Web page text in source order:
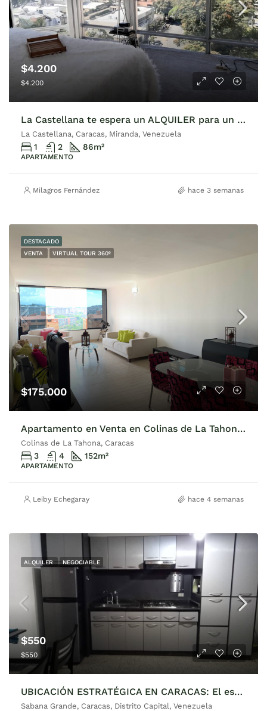
$4.200
$4.200
La Castellana te espera un ALQUILER para un Ejecutivo
La Castellana, Caracas, Miranda, Venezuela
1 2 86m²
APARTAMENTO
Milagros Fernández hace 3 semanas
DESTACADO
VENTA
VIRTUAL TOUR 360º
$175.000
Apartamento en Venta en Colinas de La Tahona, 152m2
Colinas de La Tahona, Caracas
3 4 152m²
APARTAMENTO
Leiby Echegaray hace 4 semanas
ALQUILER NEGOCIABLE
$550
$550
UBICACIÓN ESTRATÉGICA EN CARACAS: El espacio ideal para el ejecutivo moderno
Sabana Grande, Caracas, Distrito Capital, Venezuela